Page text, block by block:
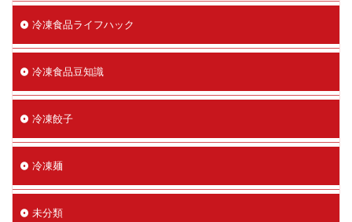
冷凍食品ライフハック
冷凍食品豆知識
冷凍餃子
冷凍麺
未分類